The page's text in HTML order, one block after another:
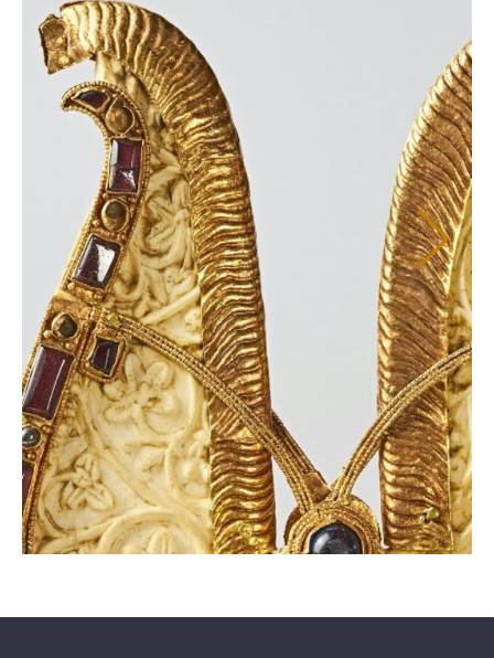
Quedlinburg-Tourismus-
Marketing GmbH steht als
Ansprechpartner für alle
Der Quedlinburger
Musiksommer hält
musikalische Angebote für